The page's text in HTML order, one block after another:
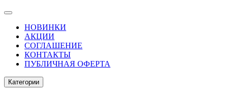
НОВИНКИ
АКЦИИ
СОГЛАШЕНИЕ
КОНТАКТЫ
ПУБЛИЧНАЯ ОФЕРТА
Категории